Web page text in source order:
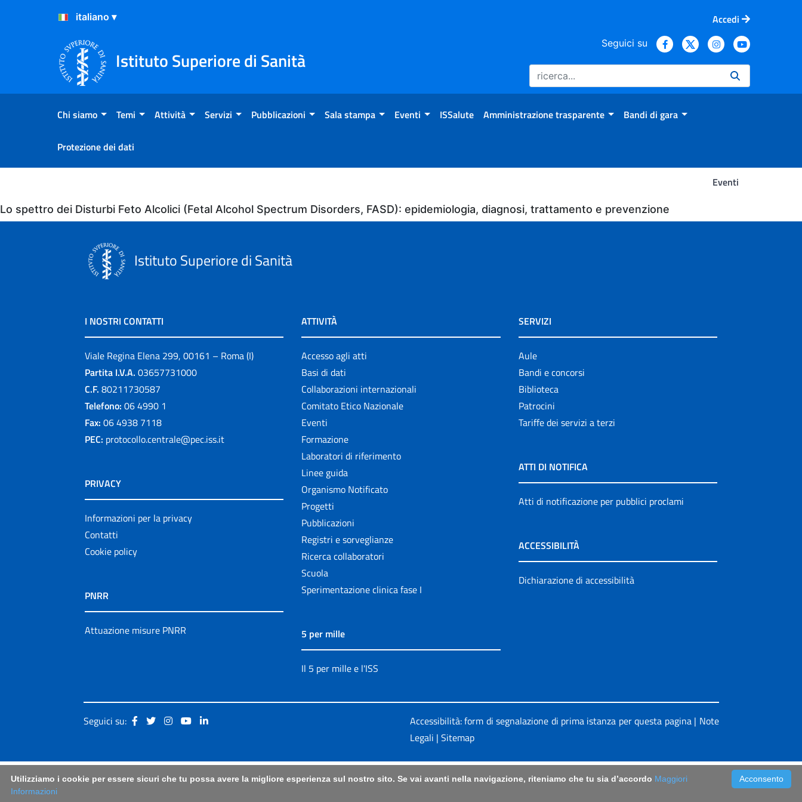
Salta al Contenuto
Salta al Footer
Accedi
Istituto Superiore di Sanità
Seguici su
Chi siamo Temi Attività Servizi Pubblicazioni Sala stampa Eventi ISSalute Amministrazione trasparente Bandi di gara
Protezione dei dati
Eventi
Eventi
Lo spettro dei Disturbi Feto Alcolici (Fetal Alcohol Spectrum Disorders, FASD): epidemiologia, diagnosi, trattamento e prevenzione
Istituto Superiore di Sanità
I NOSTRI CONTATTI
Viale Regina Elena 299, 00161 – Roma (I)
Partita I.V.A. 03657731000
C.F. 80211730587
Telefono: 06 4990 1
Fax: 06 4938 7118
PEC: protocollo.centrale@pec.iss.it
PRIVACY
Informazioni per la privacy
Contatti
Cookie policy
PNRR
Attuazione misure PNRR
ATTIVITÀ
Accesso agli atti
Basi di dati
Collaborazioni internazionali
Comitato Etico Nazionale
Eventi
Formazione
Laboratori di riferimento
Linee guida
Organismo Notificato
Progetti
Pubblicazioni
Registri e sorveglianze
Ricerca collaboratori
Scuola
Sperimentazione clinica fase I
5 per mille
Il 5 per mille e l'ISS
SERVIZI
Aule
Bandi e concorsi
Biblioteca
Patrocini
Tariffe dei servizi a terzi
ATTI DI NOTIFICA
Atti di notificazione per pubblici proclami
ACCESSIBILITÀ
Dichiarazione di accessibilità
Seguici su: Accessibilità: form di segnalazione di prima istanza per questa pagina| Note
Legali | Sitemap
Acconsento
Utilizziamo i cookie per essere sicuri che tu possa avere la migliore esperienza sul nostro sito. Se vai avanti nella navigazione, riteniamo che tu sia d’accordo Maggiori
Informazioni